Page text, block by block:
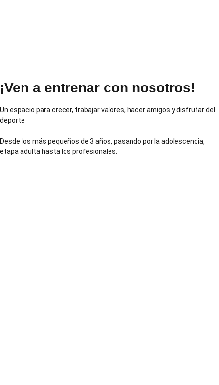
¡Ven a entrenar con nosotros!
Un espacio para crecer, trabajar valores, hacer amigos y disfrutar del
deporte
Desde los más pequeños de 3 años, pasando por la adolescencia,
etapa adulta hasta los profesionales.